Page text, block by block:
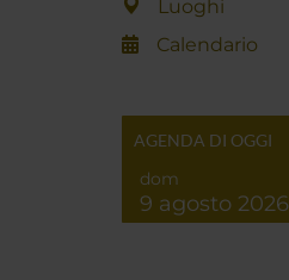
Luoghi
Calendario
AGENDA DI OGGI
dom
9 agosto 2026